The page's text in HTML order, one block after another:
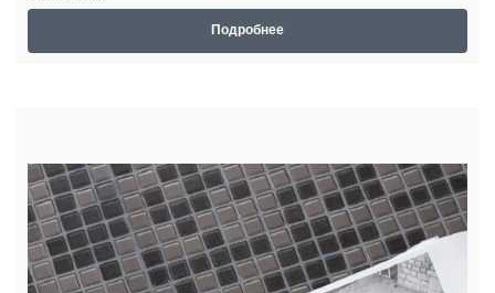
Подробнее